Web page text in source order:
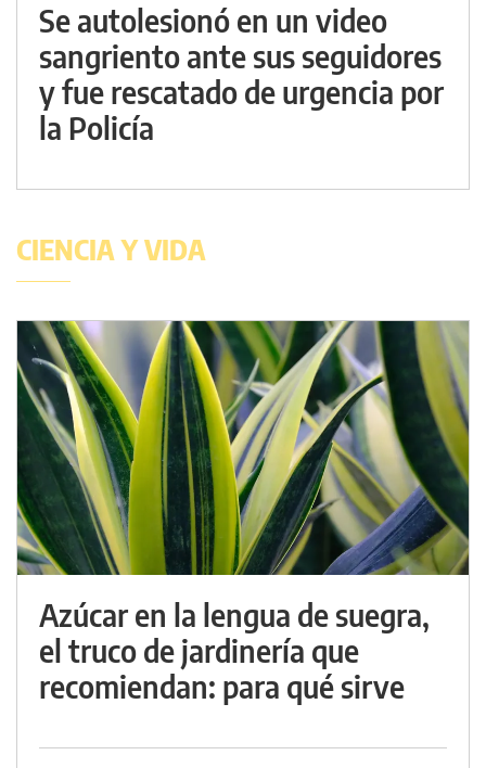
Se autolesionó en un video
sangriento ante sus seguidores
y fue rescatado de urgencia por
la Policía
CIENCIA Y VIDA
Azúcar en la lengua de suegra,
el truco de jardinería que
recomiendan: para qué sirve